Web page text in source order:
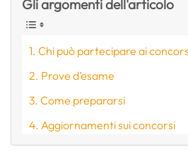
Gli argomenti dell'articolo
Chi può partecipare ai
Prove d’esame
Come prepararsi
Aggiornamenti sui concorsi